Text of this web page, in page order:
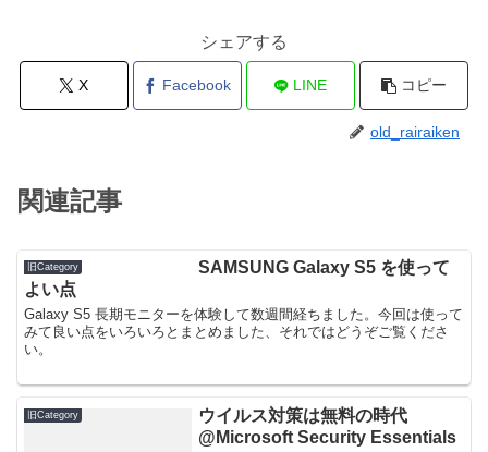
シェアする
X Facebook LINE コピー
old_rairaiken
関連記事
旧Category
SAMSUNG Galaxy S5 を使って
よい点
Galaxy S5 長期モニターを体験して数週間経ちました。今回は使って
みて良い点をいろいろとまとめました、それではどうぞご覧くださ
い。
旧Category
ウイルス対策は無料の時代
@Microsoft Security Essentials